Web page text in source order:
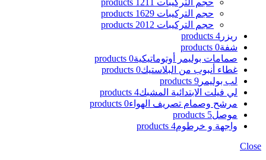
حجم التركيبات 16 29 products
حجم التركيبات 20 12 products
ريزر 4 products
شفة0 products
صمامات بوليمر أوتوماتيكية0 products
غطاء أنبوب من البلاستيك0 products
لب بوليمر 9 products
لي فيلت الابتدائية المشبك4 products
مرشح وصمام تصريف الهواء0 products
موصل5 products
واجهة و خرطوم4 products
Close